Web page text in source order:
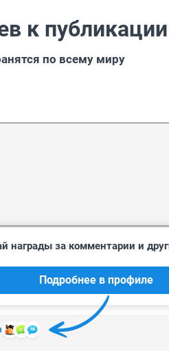
к публикации
по всему миру
Гинзбургу человечены
награды за комментарии и
Подробнее в профиле